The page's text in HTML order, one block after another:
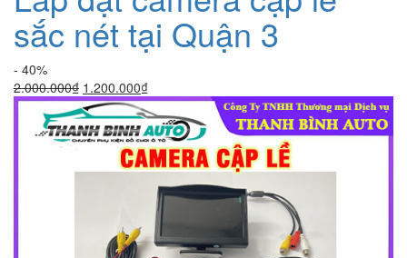
sắc nét tại Quận 3
- 40%
2.000.000₫ Giá
gốc
là:
2.000.000₫.
1.200.000₫Giá
hiện
tại
là:
1.200.000₫.